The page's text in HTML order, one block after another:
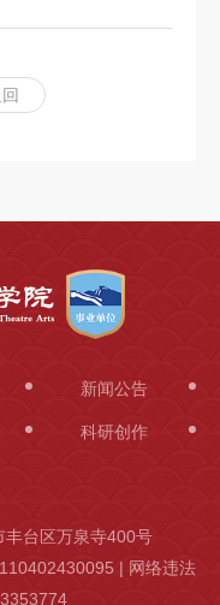
新闻公告
科研创作
丰台区万泉寺400号
| 网络违法